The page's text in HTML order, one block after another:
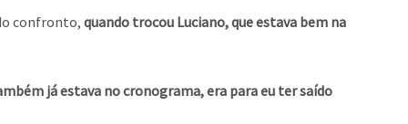
confronto, quando trocou Luciano, que estava bem na
já estava no cronograma, era para eu ter saído